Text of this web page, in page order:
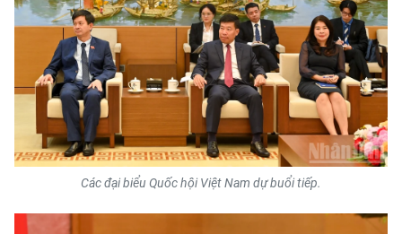
Video
Media Chính trị
Media Kinh tế
Media Văn hóa
Media Xã hội
Media Pháp luật
Các đại biểu Quốc hội Việt Nam dự buổi tiếp.